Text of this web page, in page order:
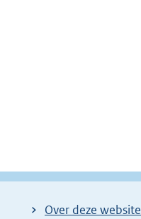
Over deze website